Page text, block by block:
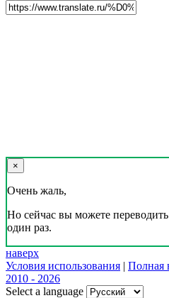
×
Очень жаль,
Но сейчас вы можете переводить
один раз.
наверх
Условия использования | Полная
2010 - 2026
Select a language